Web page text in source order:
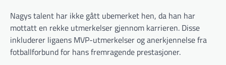
Nagys talent har ikke gått ubemerket hen, da han har
mottatt en rekke utmerkelser gjennom karrieren. Disse
inkluderer ligaens MVP-utmerkelser og anerkjennelse fra
fotballforbund for hans fremragende prestasjoner.